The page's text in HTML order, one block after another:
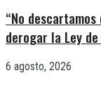
“No
derogar la Ley
6 agosto, 2026